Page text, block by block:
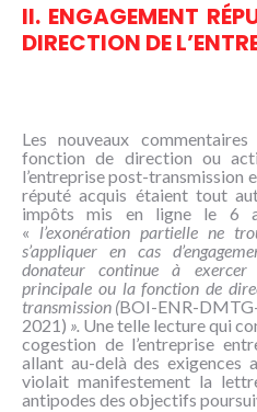
II. ENGAGEMENT
DIRECTION DE
Les nouveaux
fonction de direction ou
l’entreprise post-transmission
réputé acquis étaient tout
impôts mis en ligne le 6
« l’exonération partielle ne
s’appliquer en cas
donateur continue à exercer
principale ou la fonction de
transmission (BOI-ENR-
2021) ». Une telle lecture qui
cogestion de l’entreprise
allant au-delà des exigences
violait manifestement la
antipodes des objectifs